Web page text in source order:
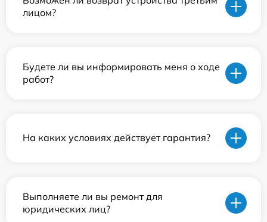
лицом?
Будете ли вы информировать меня о ходе
работ?
На каких условиях действует гарантия?
Выполняете ли вы ремонт для
юридических лиц?